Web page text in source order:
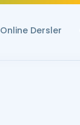
Online Dersler